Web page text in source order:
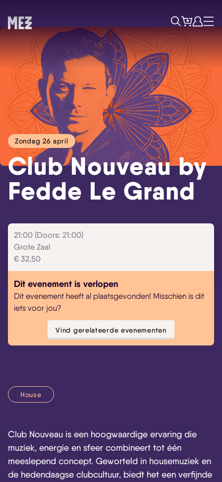
ZoekTicketsAccount
Menu
Zondag 26 april
Club Nouveau by
Fedde Le Grand
21:00 (Doors: 21:00)
Grote Zaal
€ 32,50
Dit evenement is verlopen
Dit evenement heeft al plaatsgevonden! Misschien is dit
iets voor jou?
Vind gerelateerde evenementen
House
Club Nouveau is een hoogwaardige ervaring die
muziek, energie en sfeer combineert tot één
meeslepend concept. Geworteld in housemuziek en
de hedendaagse clubcultuur, biedt het een verfijnde